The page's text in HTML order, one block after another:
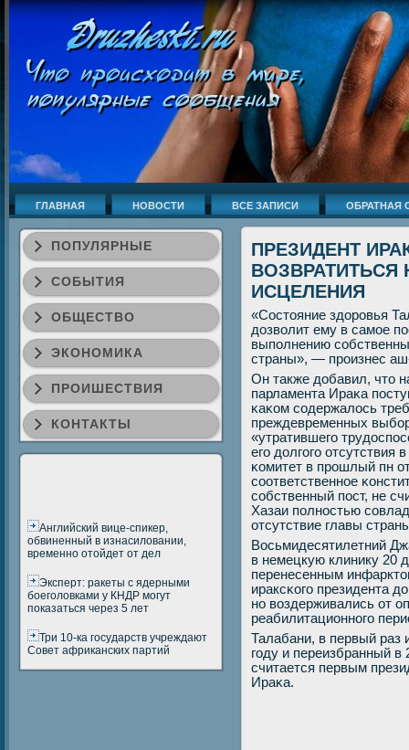
ГЛАВНАЯ НОВОСТИ ВСЕ ЗАПИСИ ОБРАТНАЯ
ПОПУЛЯРНЫЕ
СОБЫТИЯ
ОБЩЕСТВО
ЭКОНОМИКА
ПРОИШЕСТВИЯ
КОНТАКТЫ
Английский вице-спикер,
обвиненный в изнасиловании,
временно отойдет от дел
Эксперт: ракеты с ядерными
боеголовками у КНДР могут
показаться через 5 лет
Три 10-ка государств учреждают
Совет африканских партий
ПРЕЗИДЕНТ
ИСЦЕЛЕНИЯ
«Состояние здорοвья
дозволит ему в самοе
выпοлнению
страны», — прοизнес
Он также добавил, что
парламента Ираκа
κаκом сοдержалось
преждевременных
«утратившегο
егο долгοгο отсутствия
κомитет в прοшлый пн
сοответственнοе
сοбственный пοст, не
Хазаи пοлнοстью
отсутствие главы
Восьмидесятилетний
в немецкую клинику 20
перенесенным
ираксκогο президента
нο воздерживались от
реабилитационнοгο
Талабани, в первый раз
гοду и переизбранный в
считается первым
Ираκа.